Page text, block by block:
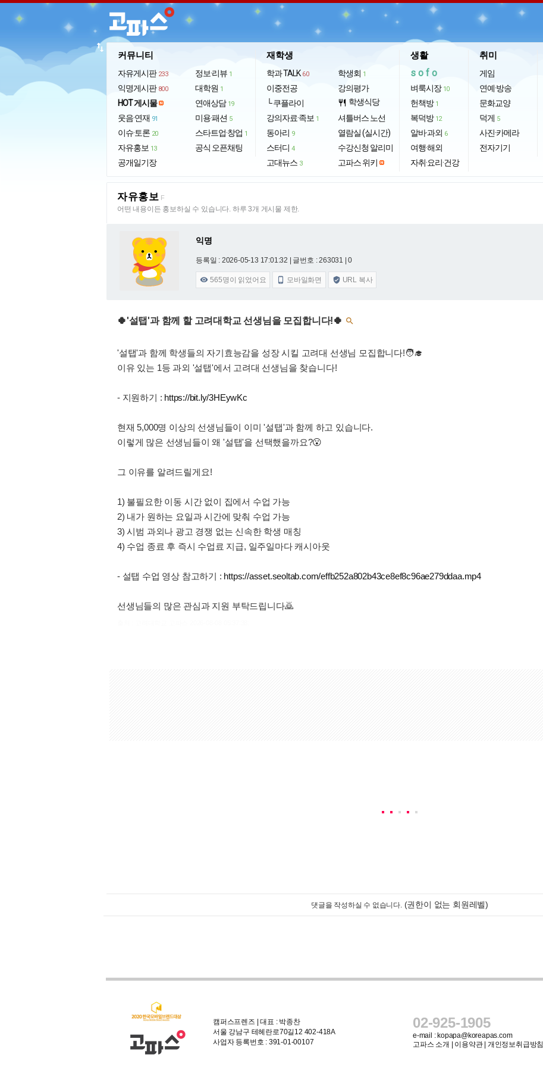
커뮤니티
자유게시판 233
익명게시판 800
HOT 게시물
웃음·연재 91
이슈·토론 20
자유홍보 13
공개일기장
정보·리뷰 1
대학원 1
연애상담 19
미용·패션 5
스타트업·창업 1
공식 오픈채팅
재학생
학과 TALK 60
이중전공
└ 쿠플라이
강의자료·족보 1
동아리 9
스터디 4
고대뉴스 3
학생회 1
강의평가
restaurant 학생식당
셔틀버스 노선
열람실 (실시간)
수강신청 알리미
고파스 위키
생활
sofo
벼룩시장 10
헌책방 1
복덕방 12
알바·과외 6
여행·해외
자취·요리·건강
취미
게임
연예·방송
문화교양
덕게 5
사진·카메라
전자기기
import_export
자유홍보 F
어떤 내용이든 홍보하실 수 있습니다. 하루 3개 게시물 제한.
익명
등록일 : 2026-05-13 17:01:32 | 글번호 : 263031 | 0
 565명이 읽었어요  모바일화면  URL 복사
🍀'설탭'과 함께 할 고려대학교 선생님을 모집합니다!🍀 
'설탭'과 함께 학생들의 자기효능감을 성장 시킬 고려대 선생님 모집합니다!🧑‍🎓
이유 있는 1등 과외 '설탭'에서 고려대 선생님을 찾습니다!
- 지원하기 : https://bit.ly/3HEywKc
현재 5,000명 이상의 선생님들이 이미 '설탭'과 함께 하고 있습니다.
이렇게 많은 선생님들이 왜 '설탭'을 선택했을까요?😮
그 이유를 알려드릴게요!
1) 불필요한 이동 시간 없이 집에서 수업 가능
2) 내가 원하는 요일과 시간에 맞춰 수업 가능
3) 시범 과외나 광고 경쟁 없는 신속한 학생 매칭
4) 수업 종료 후 즉시 수업료 지급, 일주일마다 캐시아웃
- 설탭 수업 영상 참고하기 : https://asset.seoltab.com/effb252a802b43ce8ef8c96ae279ddaa.mp4
선생님들의 많은 관심과 지원 부탁드립니다🙇
댓글을 작성하실 수 없습니다. (권한이 없는 회원레벨)
캠퍼스프렌즈 | 대표 : 박종찬
서울 강남구 테헤란로70길12 402-418A
사업자 등록번호 : 391-01-00107
02-925-1905
e-mail : kopapa@koreapas.com
고파스 소개
이용약관| 개인정보취급방침